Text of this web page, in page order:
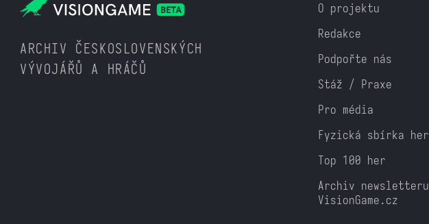
ARCHIV ČESKOSLOVENSKÝCH
VÝVOJÁŘŮ A HRÁČŮ
O projektu
Redakce
Podpořte nás
Stáž / Praxe
Pro média
Fyzická sbírka her
Top 100 her
Archiv newsletteru
VisionGame.cz